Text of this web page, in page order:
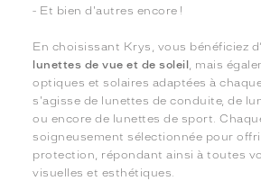
- Et bien d'autres encore !
En choisissant Krys, vous bénéficiez
lunettes de vue et de soleil , mais
optiques et solaires adaptées à
s'agisse de lunettes de conduite, de
ou encore de lunettes de sport.
soigneusement sélectionnée pour
protection, répondant ainsi à toutes
visuelles et esthétiques.